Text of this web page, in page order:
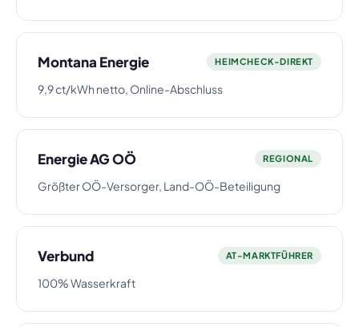
Montana Energie HEIMCHECK-DIREKT
9,9 ct/kWh netto, Online-Abschluss
Energie AG OÖ REGIONAL
Größter OÖ-Versorger, Land-OÖ-Beteiligung
Verbund AT-MARKTFÜHRER
100% Wasserkraft